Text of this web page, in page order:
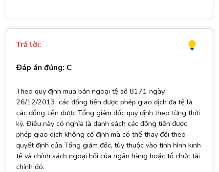
Trả lời:
Đáp án đúng: C
Theo quy định mua bán ngoại tệ số 8171 ngày
26/12/2013, các đồng tiền được phép giao dịch đa tệ là
các đồng tiền được Tổng giám đốc quy định theo từng thời
kỳ. Điều này có nghĩa là danh sách các đồng tiền được
phép giao dịch không cố định mà có thể thay đổi theo
quyết định của Tổng giám đốc, tùy thuộc vào tình hình kinh
tế và chính sách ngoại hối của ngân hàng hoặc tổ chức tài
chính đó.